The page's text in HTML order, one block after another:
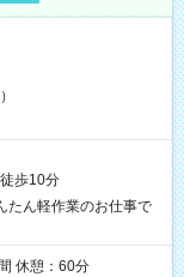
歩10分
たん軽作業のお仕事で
休憩：60分